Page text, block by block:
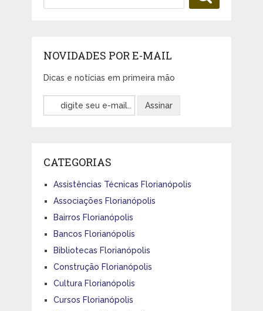
NOVIDADES POR E-MAIL
Dicas e notícias em primeira mão
CATEGORIAS
Assistências Técnicas Florianópolis
Associações Florianópolis
Bairros Florianópolis
Bancos Florianópolis
Bibliotecas Florianópolis
Construção Florianópolis
Cultura Florianópolis
Cursos Florianópolis